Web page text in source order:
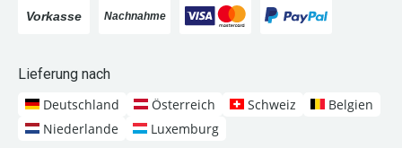
Lieferung nach
Deutschland
Österreich Schweiz
Belgien
Niederlande
Luxemburg